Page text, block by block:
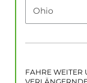
FAHRE WEITER